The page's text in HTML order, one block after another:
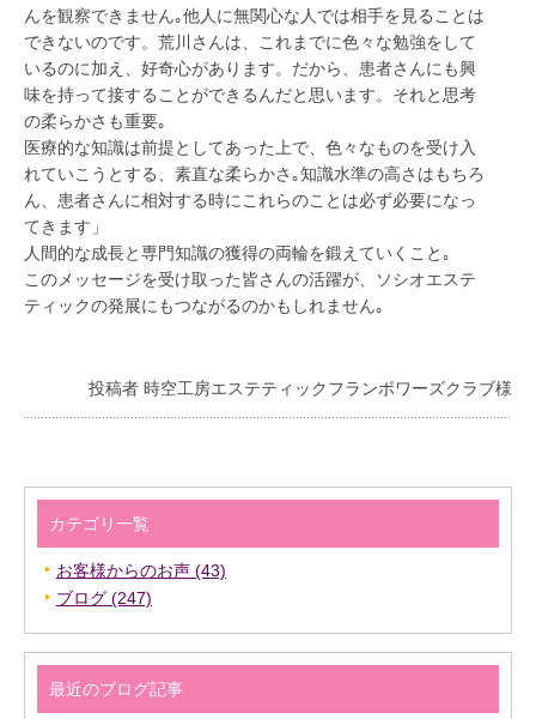
んを観察できません｡他人に無関心な人では相手を見ることは
できないのです。荒川さんは、これまでに色々な勉強をして
いるのに加え、好奇心があります。だから、患者さんにも興
味を持って接することができるんだと思います。それと思考
の柔らかさも重要｡
医療的な知識は前提としてあった上で、色々なものを受け入
れていこうとする、素直な柔らかさ｡知識水準の高さはもちろ
ん、患者さんに相対する時にこれらのことは必ず必要になっ
てきます」
人間的な成長と専門知識の獲得の両輪を鍛えていくこと｡
このメッセージを受け取った皆さんの活躍が、ソシオエステ
ティックの発展にもつながるのかもしれません｡
投稿者 時空工房エステティックフランボワーズクラブ様
カテゴリ一覧
お客様からのお声 (43)
ブログ (247)
最近のブログ記事